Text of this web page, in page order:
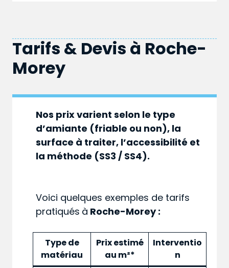
Tarifs & Devis à Roche-
Morey
Nos prix varient selon le type
d’amiante (friable ou non), la
surface à traiter, l’accessibilité et
la méthode (SS3 / SS4).
Voici quelques exemples de tarifs
pratiqués à Roche-Morey :
Type de
matériau
Prix estimé
au m²*
Interventio
n